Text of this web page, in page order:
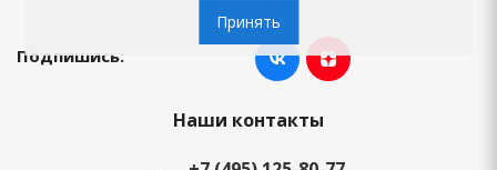
Подпишись:
Наши контакты
Принять